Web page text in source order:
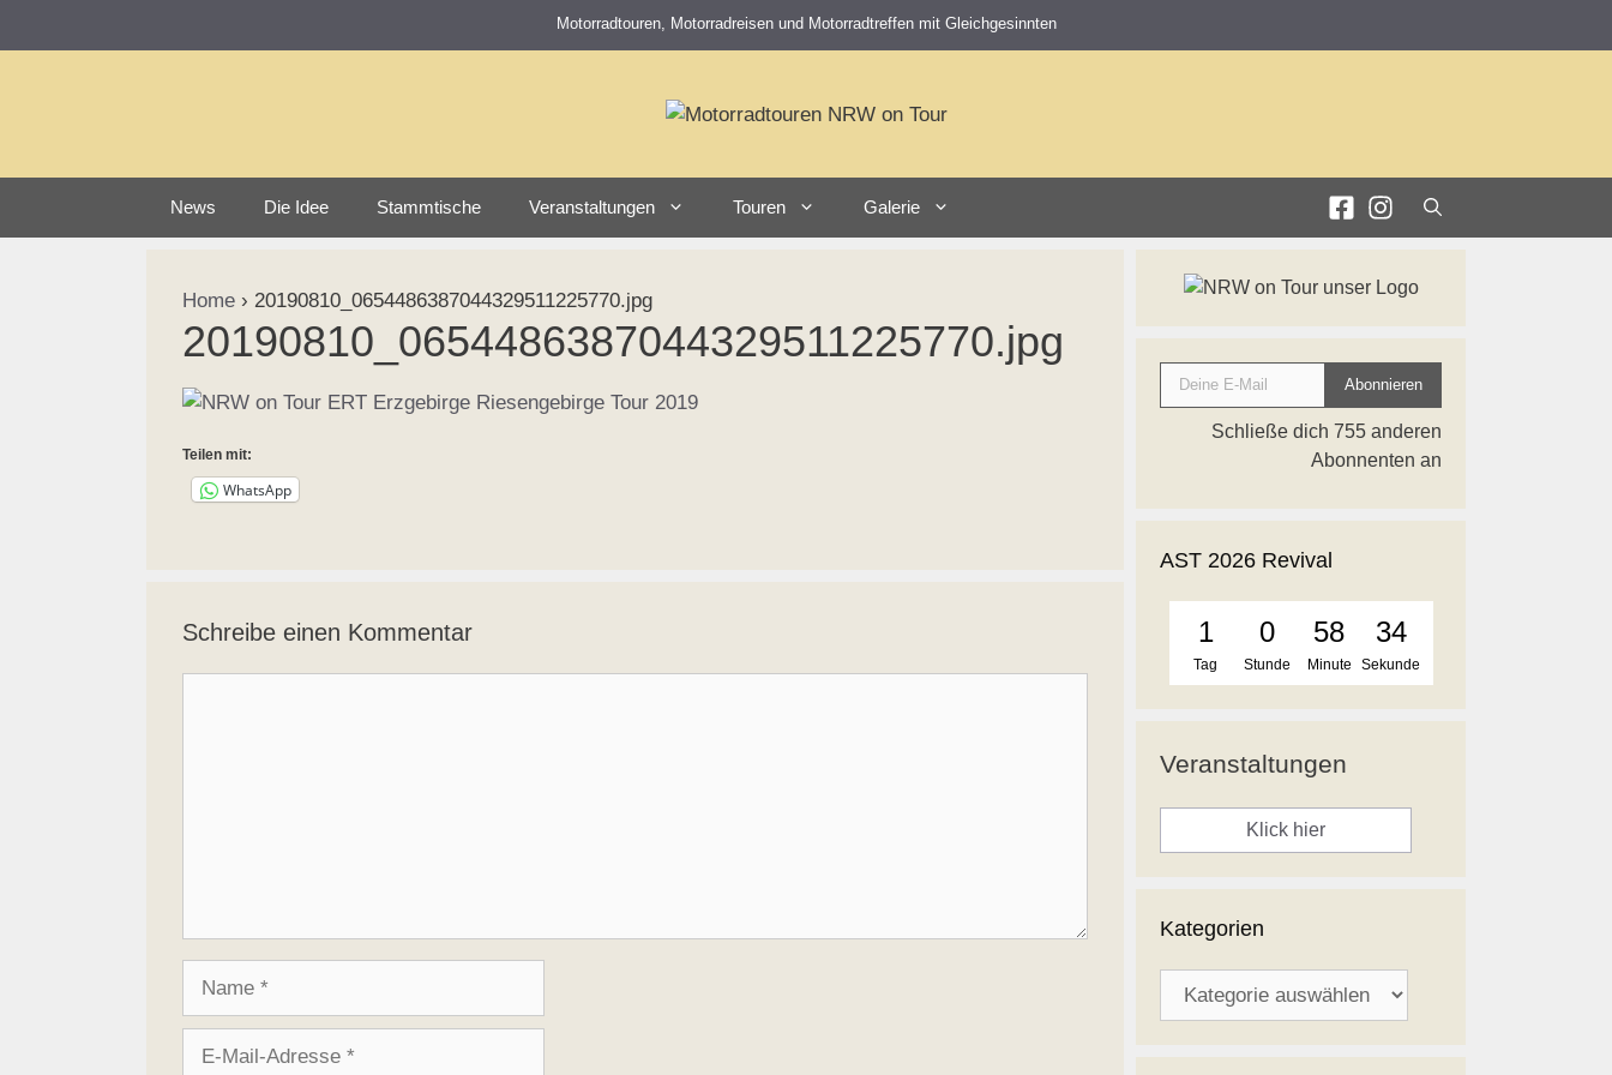
Motorradtouren, Motorradreisen und Motorradtreffen mit Gleichgesinnten
News Die Idee Stammtische Veranstaltungen Touren Galerie
Home › 20190810_0654486387044329511225770.jpg
20190810_0654486387044329511225770.jpg
Teilen mit:
WhatsApp
Schreibe einen Kommentar
Deine E-Mail
Abonnieren
Schließe dich 755 anderen
Abonnenten an
AST 2026 Revival
1
Tag
0
Stunde
58
Minute
34
Sekunde
Veranstaltungen
Klick hier
Kategorien